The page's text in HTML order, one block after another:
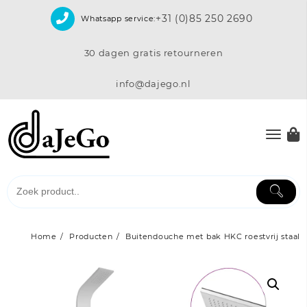
Whatsapp service:+31 (0)85 250 2690
30 dagen gratis retourneren
info@dajego.nl
Home Producten Buitendouche met bak HKC roestvrij staal